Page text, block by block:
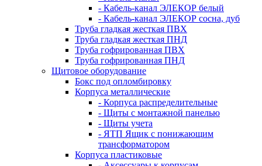
- Кабель-канал ЭЛЕКОР белый
- Кабель-канал ЭЛЕКОР сосна, дуб
Труба гладкая жесткая ПВХ
Труба гладкая жесткая ПНД
Труба гофрированная ПВХ
Труба гофрированная ПНД
Щитовое оборудование
Бокс под опломбировку
Корпуса металлические
- Корпуса распределительные
- Щиты с монтажной панелью
- Щиты учета
- ЯТП Ящик с понижающим
трансформатором
Корпуса пластиковые